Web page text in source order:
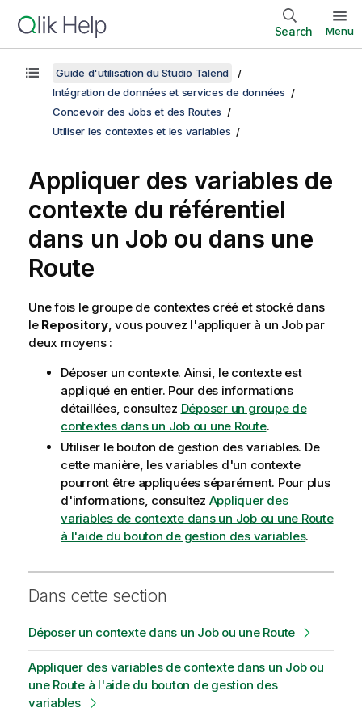
Search Menu
Guide d'utilisation du Studio Talend
Intégration de données et services de données
Concevoir des Jobs et des Routes
Utiliser les contextes et les variables
Appliquer des variables de
contexte du référentiel
dans un Job ou dans une
Route
Une fois le groupe de contextes créé et stocké dans
le Repository, vous pouvez l'appliquer à un Job par
deux moyens :
Déposer un contexte. Ainsi, le contexte est
appliqué en entier. Pour des informations
détaillées, consultez Déposer un groupe de
contextes dans un Job ou une Route.
Utiliser le bouton de gestion des variables. De
cette manière, les variables d'un contexte
pourront être appliquées séparément. Pour plus
d'informations, consultez Appliquer des
variables de contexte dans un Job ou une Route
à l'aide du bouton de gestion des variables.
Dans cette section
Déposer un contexte dans un Job ou une Route
Appliquer des variables de contexte dans un Job ou
une Route à l'aide du bouton de gestion des
variables